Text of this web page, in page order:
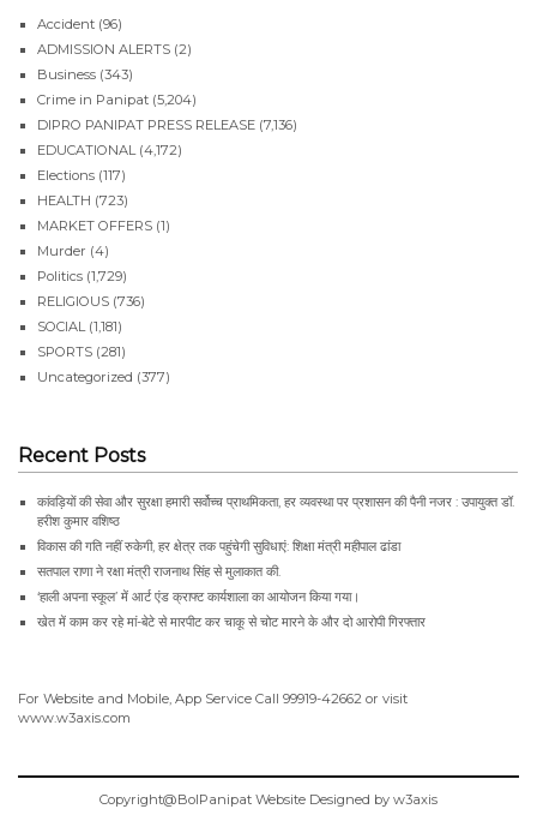
Accident (96)
ADMISSION ALERTS (2)
Business (343)
Crime in Panipat (5,204)
DIPRO PANIPAT PRESS RELEASE (7,136)
EDUCATIONAL (4,172)
Elections (117)
HEALTH (723)
MARKET OFFERS (1)
Murder (4)
Politics (1,729)
RELIGIOUS (736)
SOCIAL (1,181)
SPORTS (281)
Uncategorized (377)
Recent Posts
कांवड़ियों की सेवा और सुरक्षा हमारी सर्वोच्च प्राथमिकता, हर व्यवस्था पर प्रशासन की पैनी नजर : उपायुक्त डॉ.
हरीश कुमार वशिष्ठ
विकास की गति नहीं रुकेगी, हर क्षेत्र तक पहुंचेगी सुविधाएं: शिक्षा मंत्री महीपाल ढांडा
सतपाल राणा ने रक्षा मंत्री राजनाथ सिंह से मुलाकात की.
‘हाली अपना स्कूल’ में आर्ट एंड क्राफ्ट कार्यशाला का आयोजन किया गया।
खेत में काम कर रहे मां-बेटे से मारपीट कर चाकू से चोट मारने के और दो आरोपी गिरफ्तार
For Website and Mobile, App Service Call 99919-42662 or visit
www.w3axis.com
Copyright@BolPanipat Website Designed by w3axis